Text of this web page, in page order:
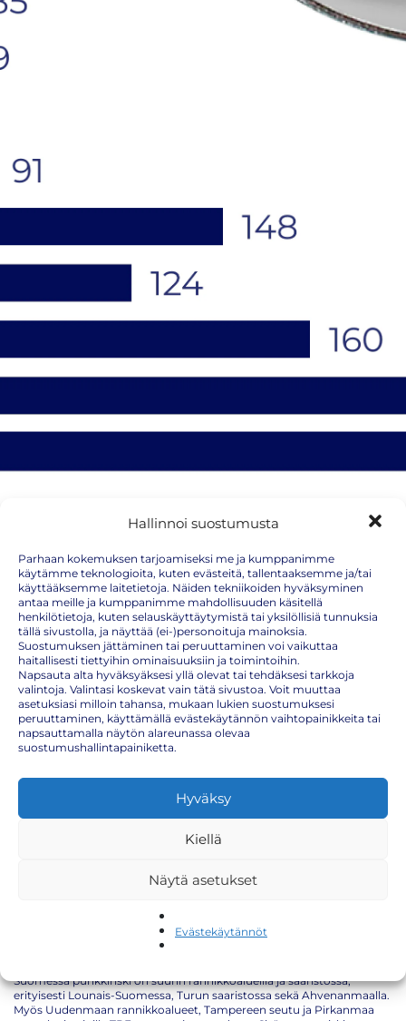
Hallinnoi suostumusta
Parhaan kokemuksen tarjoamiseksi me ja kumppanimme
käytämme teknologioita, kuten evästeitä, tallentaaksemme ja/tai
käyttääksemme laitetietoja. Näiden tekniikoiden hyväksyminen
antaa meille ja kumppanimme mahdollisuuden käsitellä
henkilötietoja, kuten selauskäyttäytymistä tai yksilöllisiä tunnuksia
tällä sivustolla, ja näyttää (ei-)personoituja mainoksia.
Suostumuksen jättäminen tai peruuttaminen voi vaikuttaa
haitallisesti tiettyihin ominaisuuksiin ja toimintoihin.
Napsauta alta hyväksyäksesi yllä olevat tai tehdäksesi tarkkoja
valintoja. Valintasi koskevat vain tätä sivustoa. Voit muuttaa
asetuksiasi milloin tahansa, mukaan lukien suostumuksesi
peruuttaminen, käyttämällä evästekäytännön vaihtopainikkeita tai
napsauttamalla näytön alareunassa olevaa
suostumushallintapainiketta.
Hyväksy
Kiellä
Näytä asetukset
Evästekäytännöt
Punkkiaktiivisuuden seuranta: milloin riski on
suurimmillaan?
Punkkiaktiivisuus vaihtelee Suomessa merkittävästi vuodenajan,
alueen ja sääolosuhteiden mukaan. Suomi kuuluu Euroopan TBE-
endeemisiin maihin, ja punkkiriski on kasvanut tasaisesti viime
vuosien aikana. Ymmärtämällä punkin aktiivisuuskauden rytmin ja
seuraamalla ajantasaista punkkiseuranta -tietoa voit suojautua
tehokkaasti ja nauttia luonnosta huoletta.
Tässä artikkelissa käymme läpi, milloin punkkiaktiivisuus on
Suomessa suurimmillaan, mitkä ympäristötekijät vaikuttavat
Punkkiaktiivisuus Suomessa – milloin vaara on
tai huhtikuussa, kun lämpötila nousee pysyvästi yli viiden asteen.
ovat nälkäisiä talven jälkeen ja etsivät isäntää aktiivisesti. Toinen, usein
vähemmän tunnettu aktiivisuushuippu osuu syys–lokakuuhun, kun
syysilmat ovat vielä lämpimiä. Voit seurata ajantasaista
Suomessa punkkiriski on suurin rannikkoalueilla ja saaristossa,
erityisesti Lounais-Suomessa, Turun saaristossa sekä Ahvenanmaalla.
Myös Uudenmaan rannikkoalueet, Tampereen seutu ja Pirkanmaa